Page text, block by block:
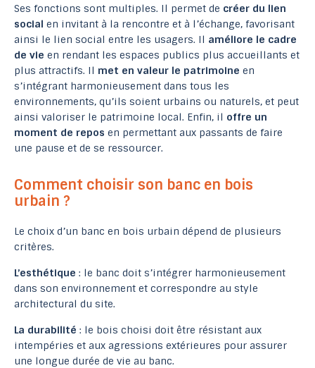
Ses fonctions sont multiples. Il permet de créer du lien
social en invitant à la rencontre et à l’échange, favorisant
ainsi le lien social entre les usagers. Il améliore le cadre
de vie en rendant les espaces publics plus accueillants et
plus attractifs. Il met en valeur le patrimoine en
s’intégrant harmonieusement dans tous les
environnements, qu’ils soient urbains ou naturels, et peut
ainsi valoriser le patrimoine local. Enfin, il offre un
moment de repos en permettant aux passants de faire
une pause et de se ressourcer.
Comment choisir son banc en bois
urbain ?
Le choix d’un banc en bois urbain dépend de plusieurs
critères.
L’esthétique : le banc doit s’intégrer harmonieusement
dans son environnement et correspondre au style
architectural du site.
La durabilité : le bois choisi doit être résistant aux
intempéries et aux agressions extérieures pour assurer
une longue durée de vie au banc.